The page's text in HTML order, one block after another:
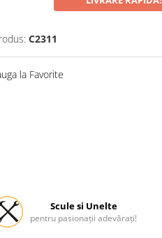
C2311
la Favorite
Scule si Unelte
pentru pasionații adevărați!